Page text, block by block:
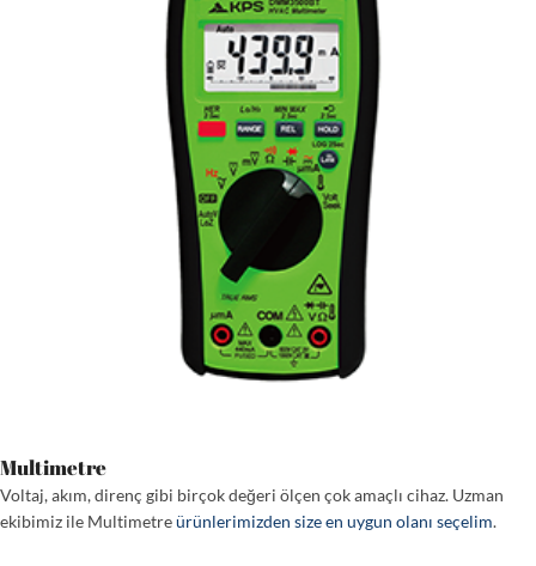
Multimetre
Voltaj, akım, direnç gibi birçok değeri ölçen çok amaçlı cihaz. Uzman
ekibimiz ile Multimetreürünlerimizden size en uygun olanı seçelim.